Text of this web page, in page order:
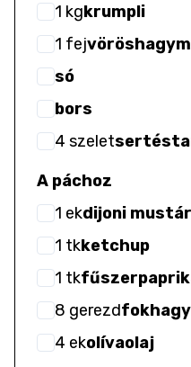
1 kgkrumpli
1 fej
só
bors
4 szelet
A páchoz
1 ekdijoni mustár
1 tkketchup
1 tk
8 gerezd
4 ekolívaolaj